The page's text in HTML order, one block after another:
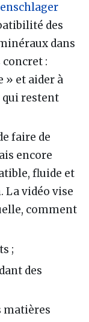
des
dans
:
» et aider à
restent
faire de
encore
fluide et
La vidéo vise
comment
;
des
matières